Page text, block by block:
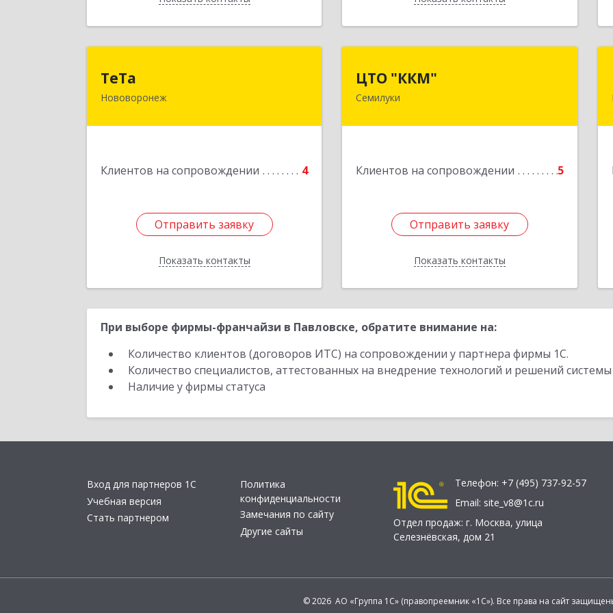
ТеТа
Нововоронеж
Клиентов на сопровождении 4
Отправить заявку
Показать контакты
396 073, Нововоронеж г, а/я, дом № 30
Отправить заявку
Назад
ЦТО "ККМ"
Семилуки
Клиентов на сопровождении 5
Отправить заявку
Показать контакты
Отправить заявку
Назад
При выборе фирмы-франчайзи в Павловске, обратите внимание на:
Количество клиентов (договоров ИТС) на сопровождении у партнера фирмы 1С.
Количество специалистов, аттестованных на внедрение технологий и решений
Наличие у фирмы статуса
Вход для партнеров 1С
Учебная версия
Стать партнером
Политика
конфиденциальности
Замечания по сайту
Другие сайты
Телефон: +7 (495) 737-92-57
Email: site_v8@1c.ru
Отдел продаж: г. Москва, улица
Селезнёвская, дом 21
© 2026 АО «Группа 1С» (правопреемник «1С»). Все права на сайт